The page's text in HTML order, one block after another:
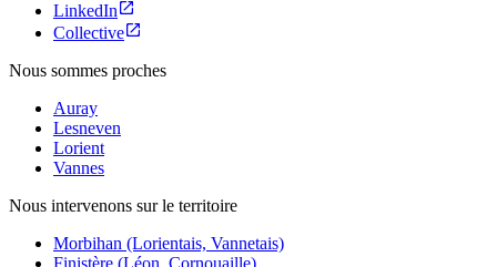
LinkedIn
Collective
Nous sommes proches
Auray
Lesneven
Lorient
Vannes
Nous intervenons sur le territoire
Morbihan (Lorientais, Vannetais)
Finistère (Léon, Cornouaille)